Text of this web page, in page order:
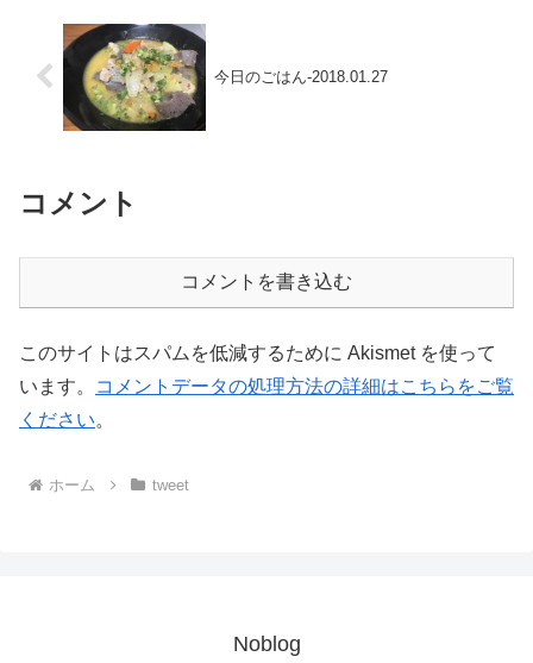
今日のごはん-2018.01.27
コメント
コメントを書き込む
このサイトはスパムを低減するために Akismet を使って
います。
コメントデータの処理方法の詳細はこちらをご覧
ください。
ホーム tweet
Noblog